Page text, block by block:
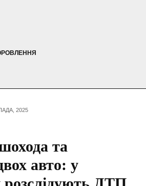
2025
та
авто: у